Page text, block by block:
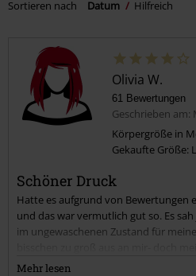
Sortieren nach
Datum Hilfreich
Olivia W.
61 Bewertungen
Geschrieben am:
Körpergröße in
Gekaufte Größe: L
Schöner Druck
Hatte es aufgrund von Bewertungen
und das war vermutlich gut so. Es
im ungewaschenen Zustand für
solche Baumwoll Shirts gerne
Mehr lesen